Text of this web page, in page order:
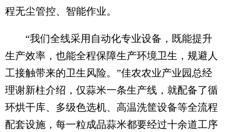
程无尘管控、智能作业。
“我们全线采用自动化专业设备，既能提升
生产效率，也能全程保障生产环境卫生，规避人
工接触带来的卫生风险。”佳农农业产业园总经
理谢新柱介绍，仅蒜米一条生产线，就配备了循
环烘干库、多级色选机、高温洗筐设备等全流程
配套设施，每一粒成品蒜米都要经过十余道工序